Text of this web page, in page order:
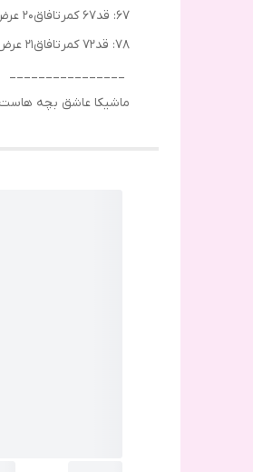
۶۷: قد۶۷ کمرتافاق۲۰ عرض‌کمر۲۴
۷۸: قد۷۲ کمرتافاق۲۱ عرض‌کمر۲۵
________________
ماشیکا عاشق بچه